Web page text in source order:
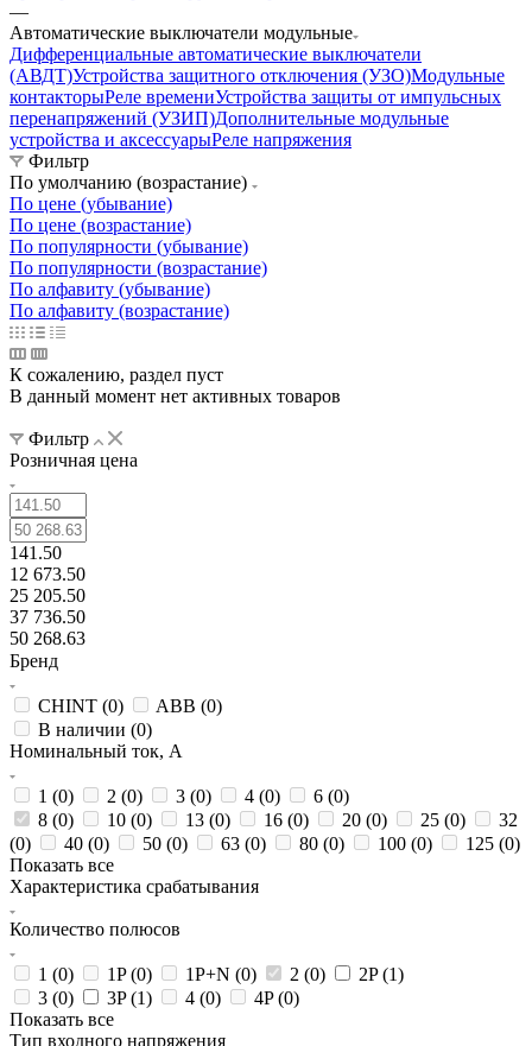
—
Автоматические выключатели модульные
Дифференциальные автоматические выключатели
(АВДТ)Устройства защитного отключения (УЗО)Модульные
контакторыРеле времениУстройства защиты от импульсных
перенапряжений (УЗИП)Дополнительные модульные
устройства и аксессуарыРеле напряжения
Фильтр
По умолчанию (возрастание)
По цене (убывание)
По цене (возрастание)
По популярности (убывание)
По популярности (возрастание)
По алфавиту (убывание)
По алфавиту (возрастание)
К сожалению, раздел пуст
В данный момент нет активных товаров
Фильтр
Розничная цена
141.50
12 673.50
25 205.50
37 736.50
50 268.63
Бренд
CHINT (0) ABB (0)
В наличии (0)
Номинальный ток, А
1 (0) 2 (0) 3 (0) 4 (0) 6 (0)
8 (0) 10 (0) 13 (0) 16 (0) 20 (0) 25 (0)
32
(0) 40 (0) 50 (0) 63 (0) 80 (0) 100 (0) 125 (0)
Показать все
Характеристика срабатывания
Количество полюсов
1 (0) 1P (0) 1P+N (0) 2 (0) 2P (1)
3 (0) 3P (1) 4 (0) 4P (0)
Показать все
Тип входного напряжения